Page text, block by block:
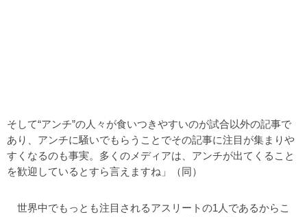
そして“アンチ”の人々が食いつきやすいのが試合以外の記事で
あり、アンチに騒いでもらうことでその記事に注目が集まりや
すくなるのも事実。多くのメディアは、アンチが出てくること
を歓迎しているとすら言えますね」（同）
世界中でもっとも注目されるアスリートの1人であるからこ